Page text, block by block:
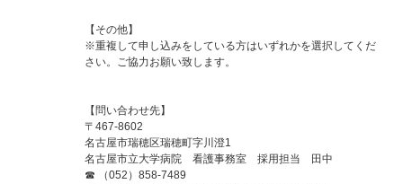
【その他】
※重複して申し込みをしている方はいずれかを選択してくだ
さい。ご協力お願い致します。
【問い合わせ先】
〒467-8602
名古屋市瑞穂区瑞穂町字川澄1
名古屋市立大学病院 看護事務室 採用担当 田中
☎ （052）858-7489